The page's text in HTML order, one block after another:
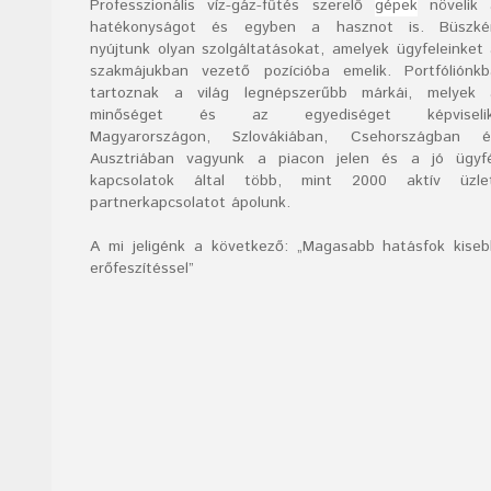
Professzionális víz-gáz-fűtés szerelő gépeknövelik
hatékonyságot és egyben a hasznot is.
nyújtunk olyan szolgáltatásokat, amelyek ügyfeleinket
szakmájukban vezető pozícióba emelik.
tartoznak a világ legnépszerűbb márkái, melyek
minőséget és az egyediséget
Magyarországon, Szlovákiában, Csehországban
Ausztriában vagyunk a piacon jelen és a jó
kapcsolatok által több, mint 2000 aktív
partnerkapcsolatot ápolunk.
A mi jeligénk a következő: „Magasabb hatásfok
erőfeszítéssel”